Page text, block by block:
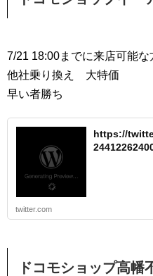
7/21 18:00までに来店可能な
他社乗り換え 大特価
早い者勝ち
https://
twitter.com
ドコモショップ高幡